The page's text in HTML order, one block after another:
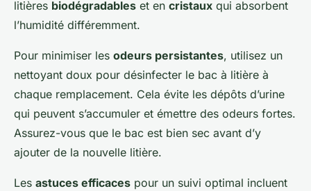
litières biodégradables et en cristaux qui absorbent
l’humidité différemment.
Pour minimiser les odeurs persistantes, utilisez un
nettoyant doux pour désinfecter le bac à litière à
chaque remplacement. Cela évite les dépôts d’urine
qui peuvent s’accumuler et émettre des odeurs fortes.
Assurez-vous que le bac est bien sec avant d’y
ajouter de la nouvelle litière.
Les astuces efficaces pour un suivi optimal incluent